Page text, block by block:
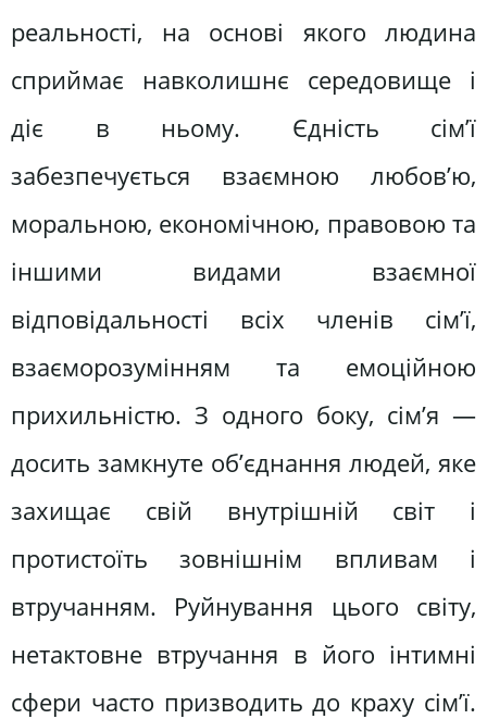
реальності, на основі якого людина
сприймає навколишнє середовище і
діє в ньому. Єдність сім’ї
забезпечується взаємною любов’ю,
моральною, економічною, правовою та
іншими видами взаємної
відповідальності всіх членів сім’ї,
взаєморозумінням та емоційною
прихильністю. З одного боку, сім’я —
досить замкнуте об’єднання людей, яке
захищає свій внутрішній світ і
протистоїть зовнішнім впливам і
втручанням. Руйнування цього світу,
нетактовне втручання в його інтимні
сфери часто призводить до краху сім’ї.